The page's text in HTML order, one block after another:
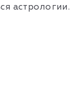
астрологии.